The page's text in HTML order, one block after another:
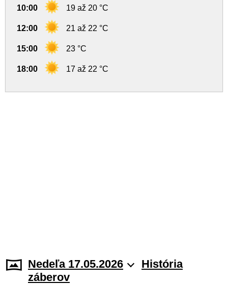
10:00 19 až 20 °C
12:00 21 až 22 °C
15:00 23 °C
18:00 17 až 22 °C
Nedeľa 17.05.2026
História
záberov